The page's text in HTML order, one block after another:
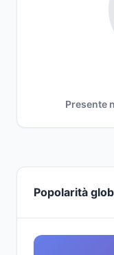
Presente
Popolarità